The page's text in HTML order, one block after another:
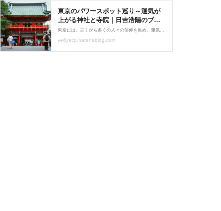
東京のパワースポット巡り～運気が
上がる神社と寺院｜日吉浩陽のブロ
グ - 日吉浩陽の東京暮らしブログ
東京には、古くから多くの人々の信仰を集め、運気上昇や開運のご利益があるとされる神社や寺院が数多く存在します。高層ビルが立ち並ぶ都市の中にありながら、静かな空間と神聖な雰囲気を保つこれらの場所は、訪れる人の心を落ち着かせ、前向きな気持ちへと導いてくれます。本記事では、運気が上がるとされる東京の代表的なパワースポットをご紹介します。 明治神宮（渋谷区） 原宿駅近くに広がる広大な杜に鎮座する神社で、初詣参拝者数が日本一を誇ります。明治天皇と昭憲皇太后を祀り、厄除けや縁結び、家内安全など幅広いご利益があるとされています。参道を進むにつれ、木々に囲まれた静寂が訪れ、心身が清められるような感覚を得られます...
ye6yecp.hatenablog.com